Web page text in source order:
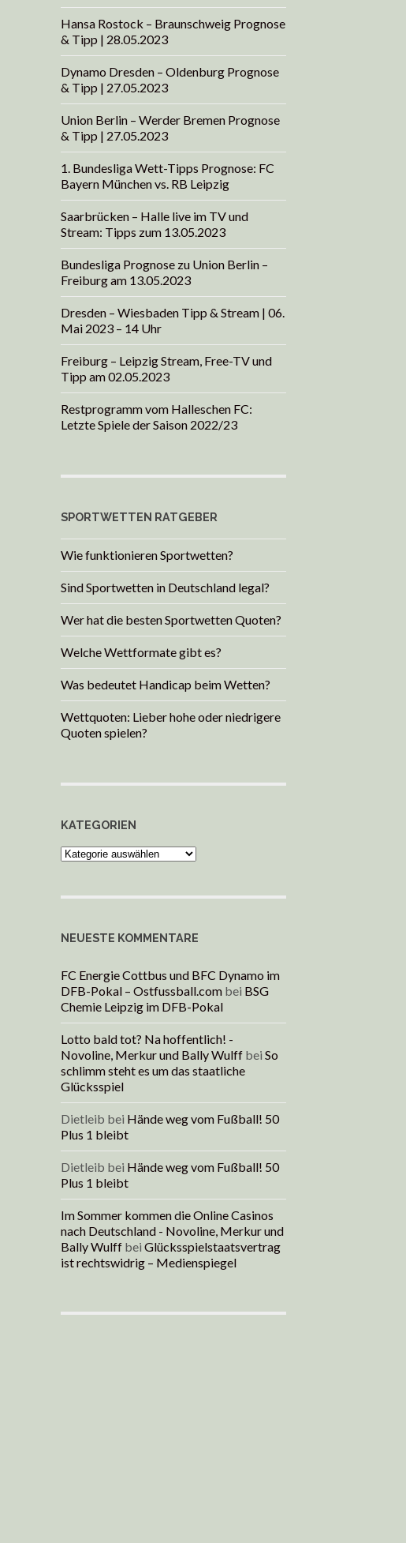
Hansa Rostock – Braunschweig Prognose
& Tipp | 28.05.2023
Dynamo Dresden – Oldenburg Prognose
& Tipp | 27.05.2023
Union Berlin – Werder Bremen Prognose
& Tipp | 27.05.2023
1. Bundesliga Wett-Tipps Prognose: FC
Bayern München vs. RB Leipzig
Saarbrücken – Halle live im TV und
Stream: Tipps zum 13.05.2023
Bundesliga Prognose zu Union Berlin –
Freiburg am 13.05.2023
Dresden – Wiesbaden Tipp & Stream | 06.
Mai 2023 – 14 Uhr
Freiburg – Leipzig Stream, Free-TV und
Tipp am 02.05.2023
Restprogramm vom Halleschen FC:
Letzte Spiele der Saison 2022/23
SPORTWETTEN RATGEBER
Wie funktionieren Sportwetten?
Sind Sportwetten in Deutschland legal?
Wer hat die besten Sportwetten Quoten?
Welche Wettformate gibt es?
Was bedeutet Handicap beim Wetten?
Wettquoten: Lieber hohe oder niedrigere
Quoten spielen?
KATEGORIEN
Kategorien
NEUESTE KOMMENTARE
FC Energie Cottbus und BFC Dynamo im
DFB-Pokal – Ostfussball.com bei BSG
Chemie Leipzig im DFB-Pokal
Lotto bald tot? Na hoffentlich! -
Novoline, Merkur und Bally Wulff bei So
schlimm steht es um das staatliche
Glücksspiel
Dietleib bei Hände weg vom Fußball! 50
Plus 1 bleibt
Dietleib bei Hände weg vom Fußball! 50
Plus 1 bleibt
Im Sommer kommen die Online Casinos
nach Deutschland - Novoline, Merkur und
Bally Wulff bei Glücksspielstaatsvertrag
ist rechtswidrig – Medienspiegel